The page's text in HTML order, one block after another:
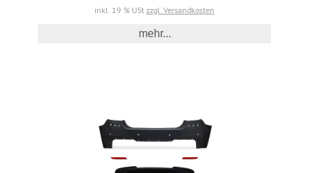
inkl. 19 % USt zzgl. Versandkosten
mehr...